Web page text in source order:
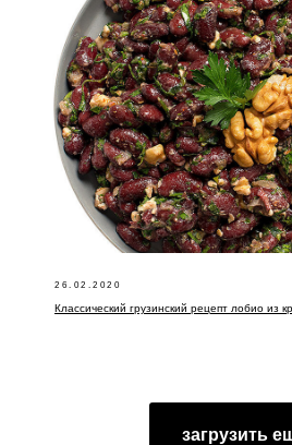
26.02.2020
Классический грузинский рецепт лобио из
загрузить